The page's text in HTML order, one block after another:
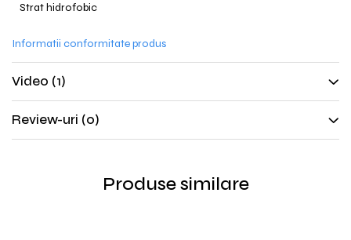
Strat hidrofobic
Informatii conformitate produs
Video (1)
Review-uri (0)
Produse similare